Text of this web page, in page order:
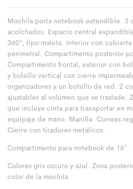
Mochila porta notebook extendible. 3
acolchados. Espacio central
360°, tipo maleta. Interior con
perimetral. Compartimento posterior
Compartimento frontal, exterior con
y bolsillo vertical con cierre
organizadores y un bolsillo de red. 2
ajustables al volúmen que se traslade.
que incluye cinta para transportar en
equipaje de mano. Manilla. Correas
Cierre con tiradores metálicos.
Compartimento para notebook de 16″.
Colores gris oscuro y azul. Zona
color de la mochila